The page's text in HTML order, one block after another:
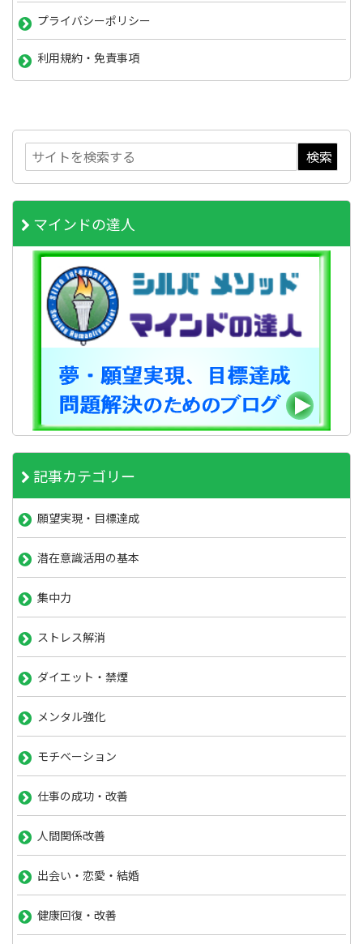
プライバシーポリシー
利用規約・免責事項
マインドの達人
記事カテゴリー
願望実現・目標達成
潜在意識活用の基本
集中力
ストレス解消
ダイエット・禁煙
メンタル強化
モチベーション
仕事の成功・改善
人間関係改善
出会い・恋愛・結婚
健康回復・改善